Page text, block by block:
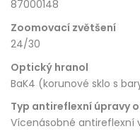
87000148
Zoomovací zvětšení
24/30
Optický hranol
BaK4 (korunové sklo s
Typ antireflexní úpravy
Vícenásobné antireflexní